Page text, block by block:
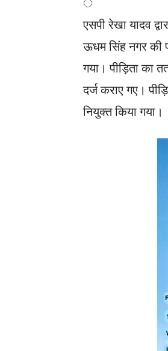
एसपी रेखा यादव
ऊधम सिंह नगर की
गया। पीड़िता का
दर्ज कराए गए।
नियुक्त किया गया।